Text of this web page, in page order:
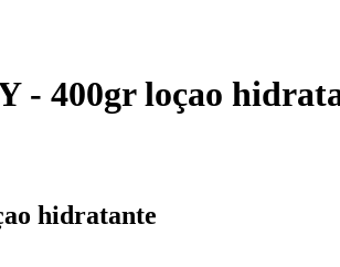
- 400gr loçao
hidratante